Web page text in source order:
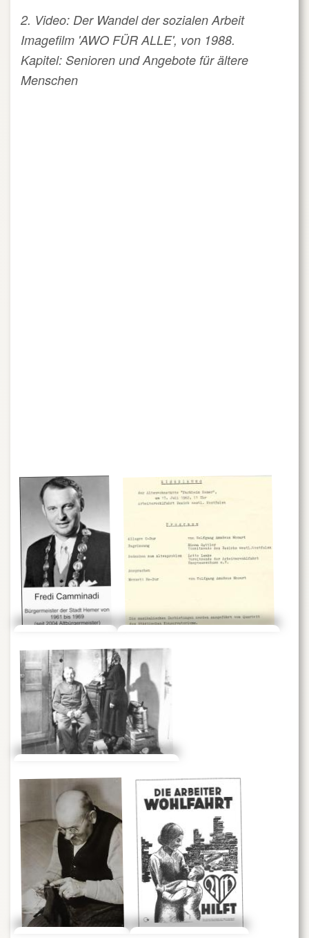
2. Video: Der Wandel der sozialen Arbeit
Imagefilm 'AWO FÜR ALLE', von 1988.
Kapitel: Senioren und Angebote für ältere
Menschen